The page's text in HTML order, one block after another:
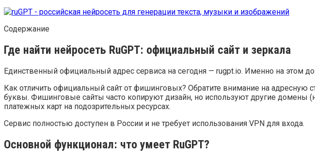
Содержание
Где найти нейросеть RuGPT: официальный сайт и зеркала
Единственный официальный адрес сервиса на сегодня — rugpt.io. Именно на этом
Как отличить официальный сайт от фишинговых? Обратите внимание на адресную
буквы. Фишинговые сайты часто копируют дизайн, но используют другие домены
платежных карт на подозрительных ресурсах.
Сервис полностью доступен в России и не требует использования VPN для входа.
Основной функционал: что умеет RuGPT?